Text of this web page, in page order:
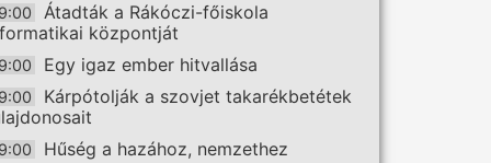
Átadták a Rákóczi-főiskola
központját
Egy igaz ember hitvallása
Kárpótolják a szovjet takarékbetétek
Hűség a hazához, nemzethez